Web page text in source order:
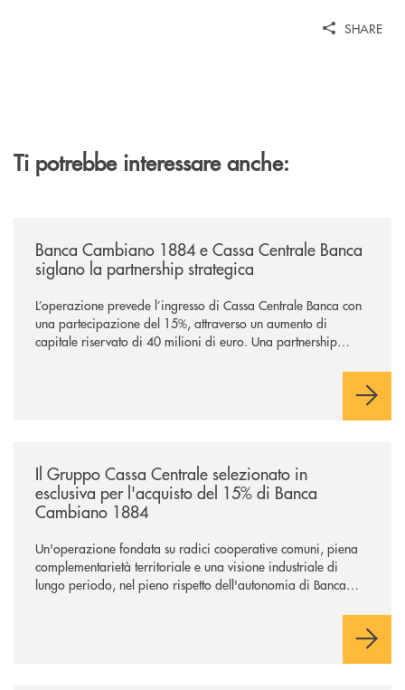
SHARE
Ti potrebbe interessare anche:
Banca Cambiano 1884 e Cassa Centrale Banca
siglano la partnership strategica
L’operazione prevede l’ingresso di Cassa Centrale Banca con
una partecipazione del 15%, attraverso un aumento di
capitale riservato di 40 milioni di euro. Una partnership
comuni e sulla prossimità ai territori, per ampliare l’offerta e
Il Gruppo Cassa Centrale selezionato in
esclusiva per l'acquisto del 15% di Banca
Cambiano 1884
Un'operazione fondata su radici cooperative comuni, piena
complementarietà territoriale e una visione industriale di
lungo periodo, nel pieno rispetto dell'autonomia di Banca
negoziazione esclusiva per la finalizzazione dell’operazione.